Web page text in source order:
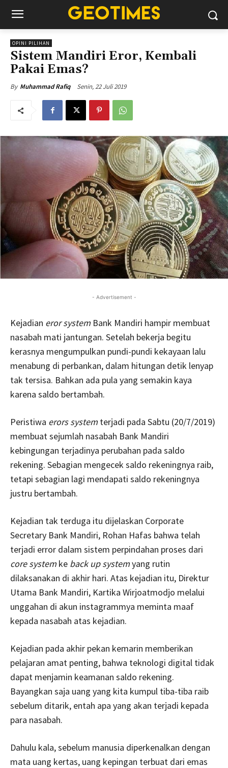
OPINI PILIHAN
Sistem Mandiri Eror, Kembali
Pakai Emas?
By Muhammad Rafiq Senin, 22 Juli 2019
- Advertisement -
Kejadian eror system Bank Mandiri hampir membuat
nasabah mati jantungan. Setelah bekerja begitu
kerasnya mengumpulkan pundi-pundi kekayaan lalu
menabung di perbankan, dalam hitungan detik lenyap
tak tersisa. Bahkan ada pula yang semakin kaya
karena saldo bertambah.
Peristiwa erors system terjadi pada Sabtu (20/7/2019)
membuat sejumlah nasabah Bank Mandiri
kebingungan terjadinya perubahan pada saldo
rekening. Sebagian mengecek saldo rekeningnya raib,
tetapi sebagian lagi mendapati saldo rekeningnya
justru bertambah.
Kejadian tak terduga itu dijelaskan Corporate
Secretary Bank Mandiri, Rohan Hafas bahwa telah
terjadi error dalam sistem perpindahan proses dari
core system ke back up systemyang rutin
dilaksanakan di akhir hari. Atas kejadian itu, Direktur
Utama Bank Mandiri, Kartika Wirjoatmodjo melalui
unggahan di akun instagrammya meminta maaf
kepada nasabah atas kejadian.
Kejadian pada akhir pekan kemarin memberikan
pelajaran amat penting, bahwa teknologi digital tidak
dapat menjamin keamanan saldo rekening.
Bayangkan saja uang yang kita kumpul tiba-tiba raib
sebelum ditarik, entah apa yang akan terjadi kepada
para nasabah.
Dahulu kala, sebelum manusia diperkenalkan dengan
mata uang kertas, uang kepingan terbuat dari emas